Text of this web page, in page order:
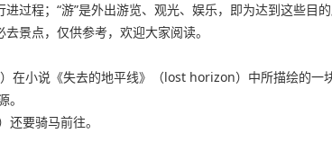
过程；“游”是外出游览、观光、娱乐，即为达到这些
景点，仅供参考，欢迎大家阅读。
在小说《失去的地平线》（lost horizon）中所描绘的
要骑马前往。